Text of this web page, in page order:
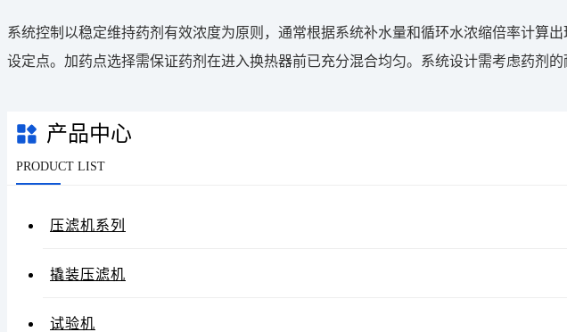
系统控制以稳定维持药剂有效浓度为原则，通常根据系统补水量和循环水浓缩倍率计算
设定点。加药点选择需保证药剂在进入换热器前已充分混合均匀。系统设计需考虑药剂的
产品中心
PRODUCT LIST
压滤机系列
撬装压滤机
试验机